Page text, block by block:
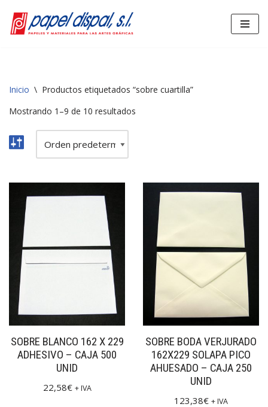
Saltar
Inicio \ Productos etiquetados “sobre cuartilla”
Mostrando 1–9 de 10 resultados
SOBRE BLANCO 162 X 229
ADHESIVO – CAJA 500
UNID
22,58€ + IVA
SOBRE BODA VERJURADO
162X229 SOLAPA PICO
AHUESADO – CAJA 250
UNID
123,38€ + IVA